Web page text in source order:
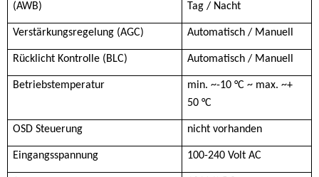
(AWB)
Tag / Nacht
Verstärkungsregelung (AGC) Automatisch / Manuell
Rücklicht Kontrolle (BLC) Automatisch / Manuell
Betriebstemperatur
min. ~-10 °C ~ max. ~+
50 °C
OSD Steuerung nicht vorhanden
Eingangsspannung 100-240 Volt AC